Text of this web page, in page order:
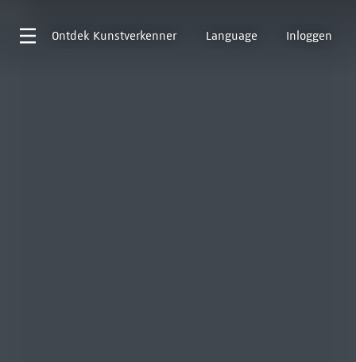
Ontdek Kunstverkenner Language Inloggen